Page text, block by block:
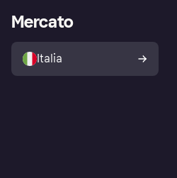
Mercato
Italia